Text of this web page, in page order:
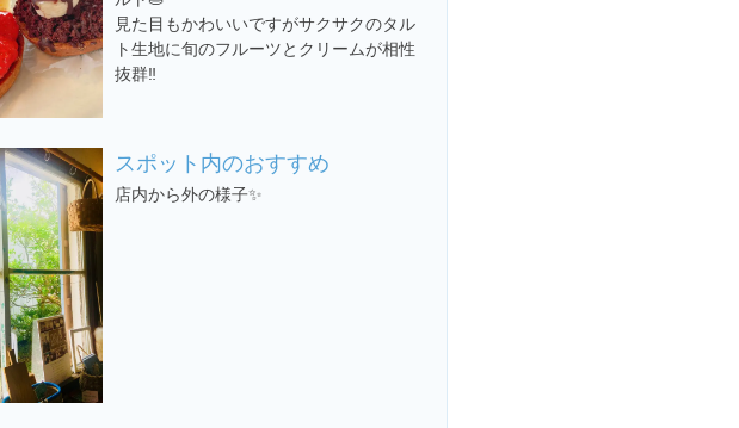
見た目もかわいいですがサクサクのタル
ト生地に旬のフルーツとクリームが相性
抜群‼️
スポット内のおすすめ
店内から外の様子✨